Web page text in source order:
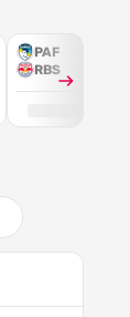
PAF
RBS